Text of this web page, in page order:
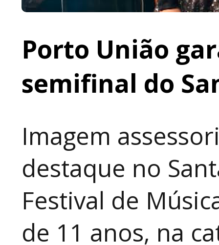
Porto União
semifinal do
Imagem
destaque no
Festival de
de 11 anos, na